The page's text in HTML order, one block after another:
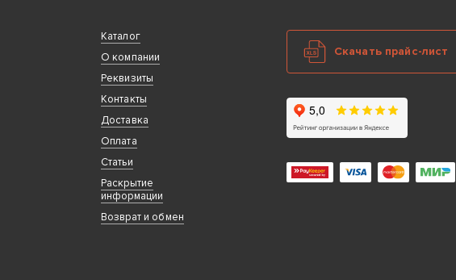
Каталог
О компании
Реквизиты
Контакты
Доставка
Оплата
Статьи
Раскрытие
информации
Возврат и обмен
Скачать прайс-лист